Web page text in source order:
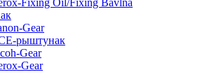
Fixing Oil/Fixing Bavlna
Gear
рыштунак
Gear
Gear